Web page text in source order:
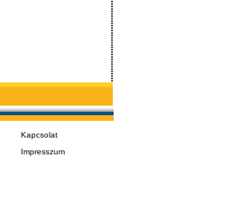
Kapcsolat
Impresszum